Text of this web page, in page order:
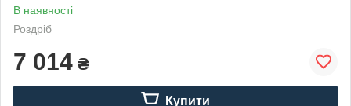
В наявності
Роздріб
7 014 ₴
Купити